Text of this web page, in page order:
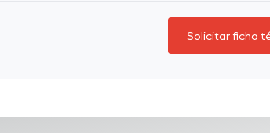
Solicitar ficha